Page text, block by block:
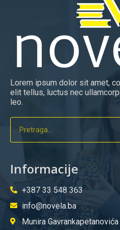
Lorem ipsum dolor sit amet,
elit tellus, luctus nec
leo.
Informacije
+387 33 548 363
info@novela.ba
Munira